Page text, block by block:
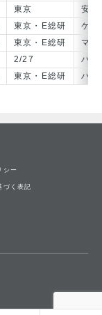
東京
安全
東京・E総研
ケミ
東京・E総研 マイ
2/27
バイ
東京・E総研 バイ
シー
づく表記